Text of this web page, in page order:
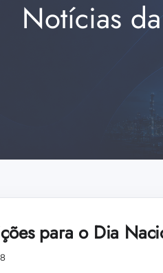
Notícias
para o Dia